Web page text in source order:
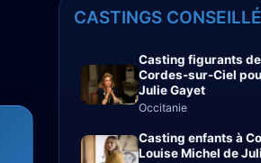
CASTINGS
Casting figurants de
Cordes-sur-Ciel
Julie Gayet
Occitanie
Casting enfants à
Louise Michel de